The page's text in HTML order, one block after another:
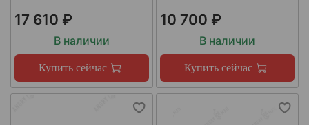
17 610 ₽
В наличии
Купить сейчас
10 700 ₽
В наличии
Купить сейчас